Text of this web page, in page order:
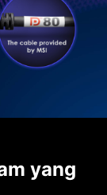
yang